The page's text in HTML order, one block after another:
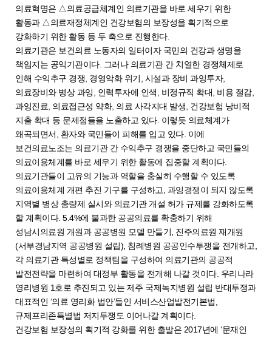
의료혁명은 △의료공급체계인 의료기관을 바로 세우기 위한
활동과 △의료재정체계인 건강보험의 보장성을 획기적으로
강화하기 위한 활동 등 두 축으로 진행한다.
의료기관은 보건의료 노동자의 일터이자 국민의 건강과 생명을
책임지는 공익기관이다. 그러나 의료기관 간 치열한 경쟁체제로
인해 수익추구 경쟁, 경영악화 위기, 시설과 장비 과잉투자,
의료장비와 병상 과잉, 인력투자에 인색, 비정규직 확대, 비용 절감,
과잉진료, 의료접근성 약화, 의료 사각지대 발생, 건강보험 낭비적
지출 확대 등 문제점들을 노출하고 있다. 이렇듯 의료체계가
왜곡되면서, 환자와 국민들이 피해를 입고 있다. 이에
보건의료노조는 의료기관 간 수익추구 경쟁을 중단하고 국민들의
의료이용체계를 바로 세우기 위한 활동에 집중할 계획이다.
의료기관들이 고유의 기능과 역할을 충실히 수행할 수 있도록
의료이용체계 개편 추진 기구를 구성하고, 과잉경쟁이 되지 않도록
지역별 병상 총량제 실시와 의료기관 개설 허가 규제를 강화하도록
할 계획이다. 5.4%에 불과한 공공의료를 확충하기 위해
성남시의료원 개원과 공공병원 모델 만들기, 진주의료원 재개원
(서부경남지역 공공병원 설립), 침례병원 공공인수투쟁을 전개하고,
각 의료기관 특성별로 정책팀을 구성하여 의료기관의 공공적
발전전략을 마련하여 대정부 활동을 전개해 나갈 것이다. 우리나라
영리병원 1호로 추진되고 있는 제주 국제녹지병원 설립 반대투쟁과
대표적인 ‘의료 영리화 법안’들인 서비스산업발전기본법,
규제프리존특별법 저지투쟁도 이어나갈 계획이다.
건강보험 보장성의 획기적 강화를 위한 출발은 2017년에 ‘문재인